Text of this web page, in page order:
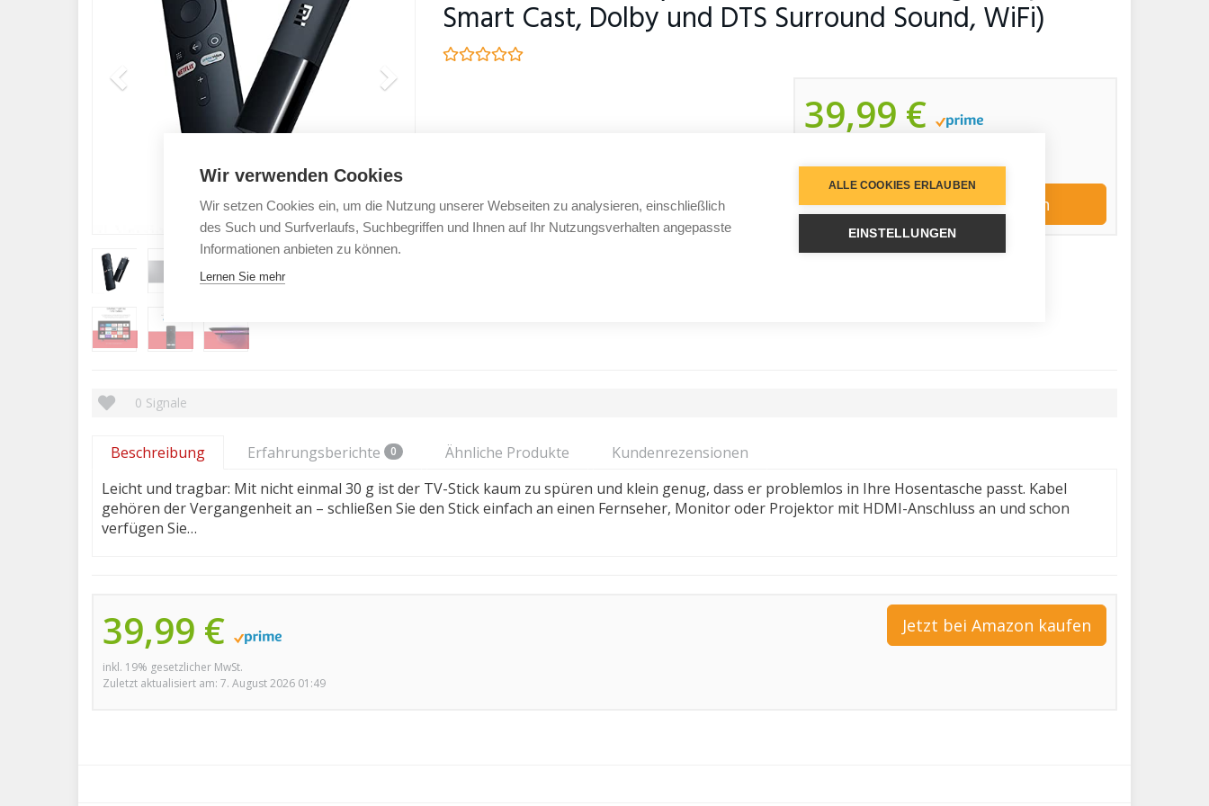
Smart Cast, Dolby und DTS Surround Sound, WiFi)
39,99 €
Zuletzt aktualisiert am: 7. August 2026 01:49
Jetzt bei Amazon kaufen
0 Signale
Beschreibung Erfahrungsberichte 0 Ähnliche Produkte
Kundenrezensionen
Leicht und tragbar: Mit nicht einmal 30 g ist der TV-Stick kaum zu spüren und klein genug, dass er problemlos in Ihre Hosentasche passt. Kabel
gehören der Vergangenheit an – schließen Sie den Stick einfach an einen Fernseher, Monitor oder Projektor mit HDMI-Anschluss an und schon
verfügen Sie…
39,99 €
inkl. 19% gesetzlicher MwSt.
Zuletzt aktualisiert am: 7. August 2026 01:49
Jetzt bei Amazon kaufen
Wir verwenden Cookies
Wir setzen Cookies ein, um die Nutzung unserer Webseiten zu analysieren, einschließlich
des Such und Surfverlaufs, Suchbegriffen und Ihnen auf Ihr Nutzungsverhalten angepasste
Informationen anbieten zu können.
Lernen Sie mehr
ALLE COOKIES ERLAUBEN
EINSTELLUNGEN